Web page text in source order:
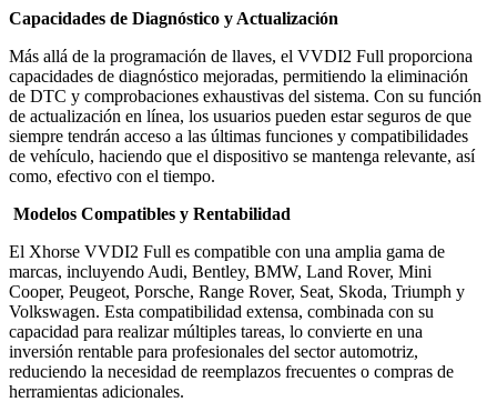
Capacidades de Diagnóstico y Actualización
Más allá de la programación de llaves, el VVDI2 Full proporciona
capacidades de diagnóstico mejoradas, permitiendo la eliminación
de DTC y comprobaciones exhaustivas del sistema. Con su función
de actualización en línea, los usuarios pueden estar seguros de que
siempre tendrán acceso a las últimas funciones y compatibilidades
de vehículo, haciendo que el dispositivo se mantenga relevante, así
como, efectivo con el tiempo.
Modelos Compatibles y Rentabilidad
El Xhorse VVDI2 Full es compatible con una amplia gama de
marcas, incluyendo Audi, Bentley, BMW, Land Rover, Mini
Cooper, Peugeot, Porsche, Range Rover, Seat, Skoda, Triumph y
Volkswagen. Esta compatibilidad extensa, combinada con su
capacidad para realizar múltiples tareas, lo convierte en una
inversión rentable para profesionales del sector automotriz,
reduciendo la necesidad de reemplazos frecuentes o compras de
herramientas adicionales.